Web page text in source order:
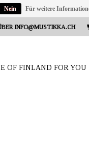
INFO@MUSTIKKA.CH
OF FINLAND FOR YOU
Nein Für weitere